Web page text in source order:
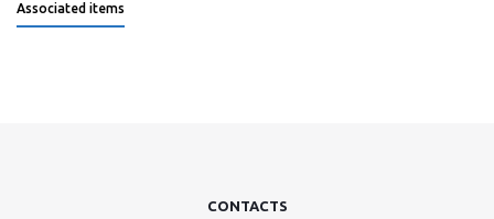
Associated items
CONTACTS